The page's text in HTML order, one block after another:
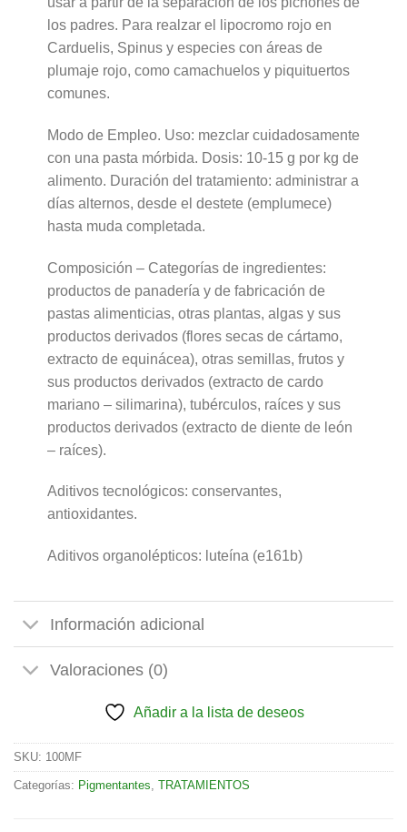
los padres. Para realzar el lipocromo rojo en
Carduelis, Spinus y especies con áreas de
plumaje rojo, como camachuelos y piquituertos
comunes.
Modo de Empleo. Uso: mezclar cuidadosamente
con una pasta mórbida. Dosis: 10-15 g por kg de
alimento. Duración del tratamiento: administrar a
días alternos, desde el destete (emplumece)
hasta muda completada.
Composición – Categorías de ingredientes:
productos de panadería y de fabricación de
pastas alimenticias, otras plantas, algas y sus
productos derivados (flores secas de cártamo,
extracto de equinácea), otras semillas, frutos y
sus productos derivados (extracto de cardo
mariano – silimarina), tubérculos, raíces y sus
productos derivados (extracto de diente de león
– raíces).
Aditivos tecnológicos: conservantes,
antioxidantes.
Aditivos organolépticos: luteína (e161b)
Información adicional
Valoraciones (0)
Añadir a la lista de deseos
SKU: 100MF
Categorías: Pigmentantes TRATAMIENTOS